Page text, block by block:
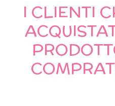
I CLIENTI